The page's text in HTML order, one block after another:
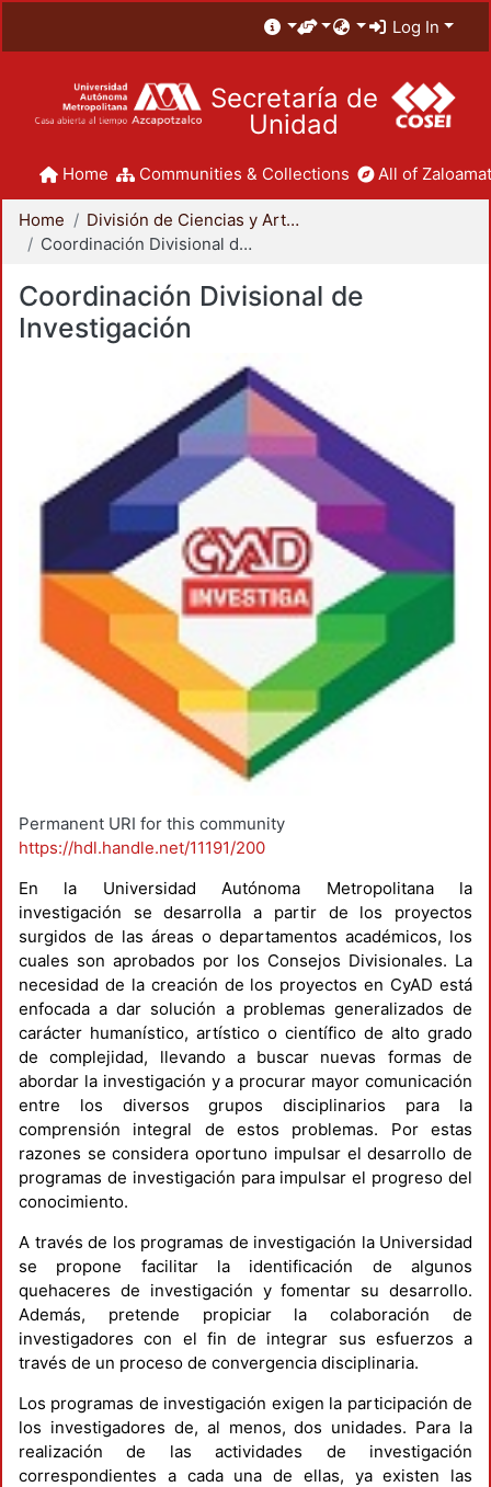
Log In
Secretaría de
Unidad
Home Communities & Collections All of
Home
División de Ciencias y Artes para el Diseño
Coordinación Divisional de Investigación
Coordinación Divisional de
Investigación
Permanent URI for this community
https://hdl.handle.net/11191/200
En la Universidad Autónoma Metropolitana la
investigación se desarrolla a partir de los proyectos
surgidos de las áreas o departamentos académicos, los
cuales son aprobados por los Consejos Divisionales. La
necesidad de la creación de los proyectos en CyAD está
enfocada a dar solución a problemas generalizados de
carácter humanístico, artístico o científico de alto grado
de complejidad, llevando a buscar nuevas formas de
abordar la investigación y a procurar mayor comunicación
entre los diversos grupos disciplinarios para la
comprensión integral de estos problemas. Por estas
razones se considera oportuno impulsar el desarrollo de
programas de investigación para impulsar el progreso del
conocimiento.
A través de los programas de investigación la Universidad
se propone facilitar la identificación de algunos
quehaceres de investigación y fomentar su desarrollo.
Además, pretende propiciar la colaboración de
investigadores con el fin de integrar sus esfuerzos a
través de un proceso de convergencia disciplinaria.
Los programas de investigación exigen la participación de
los investigadores de, al menos, dos unidades. Para la
realización de las actividades de investigación
correspondientes a cada una de ellas, ya existen las